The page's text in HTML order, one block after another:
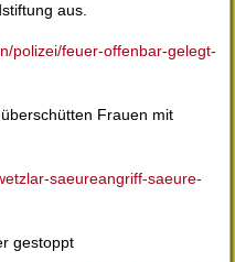
aus.
polizei/feuer-offenbar-gelegt-
Frauen mit
saeureangriff-saeure-
gestoppt